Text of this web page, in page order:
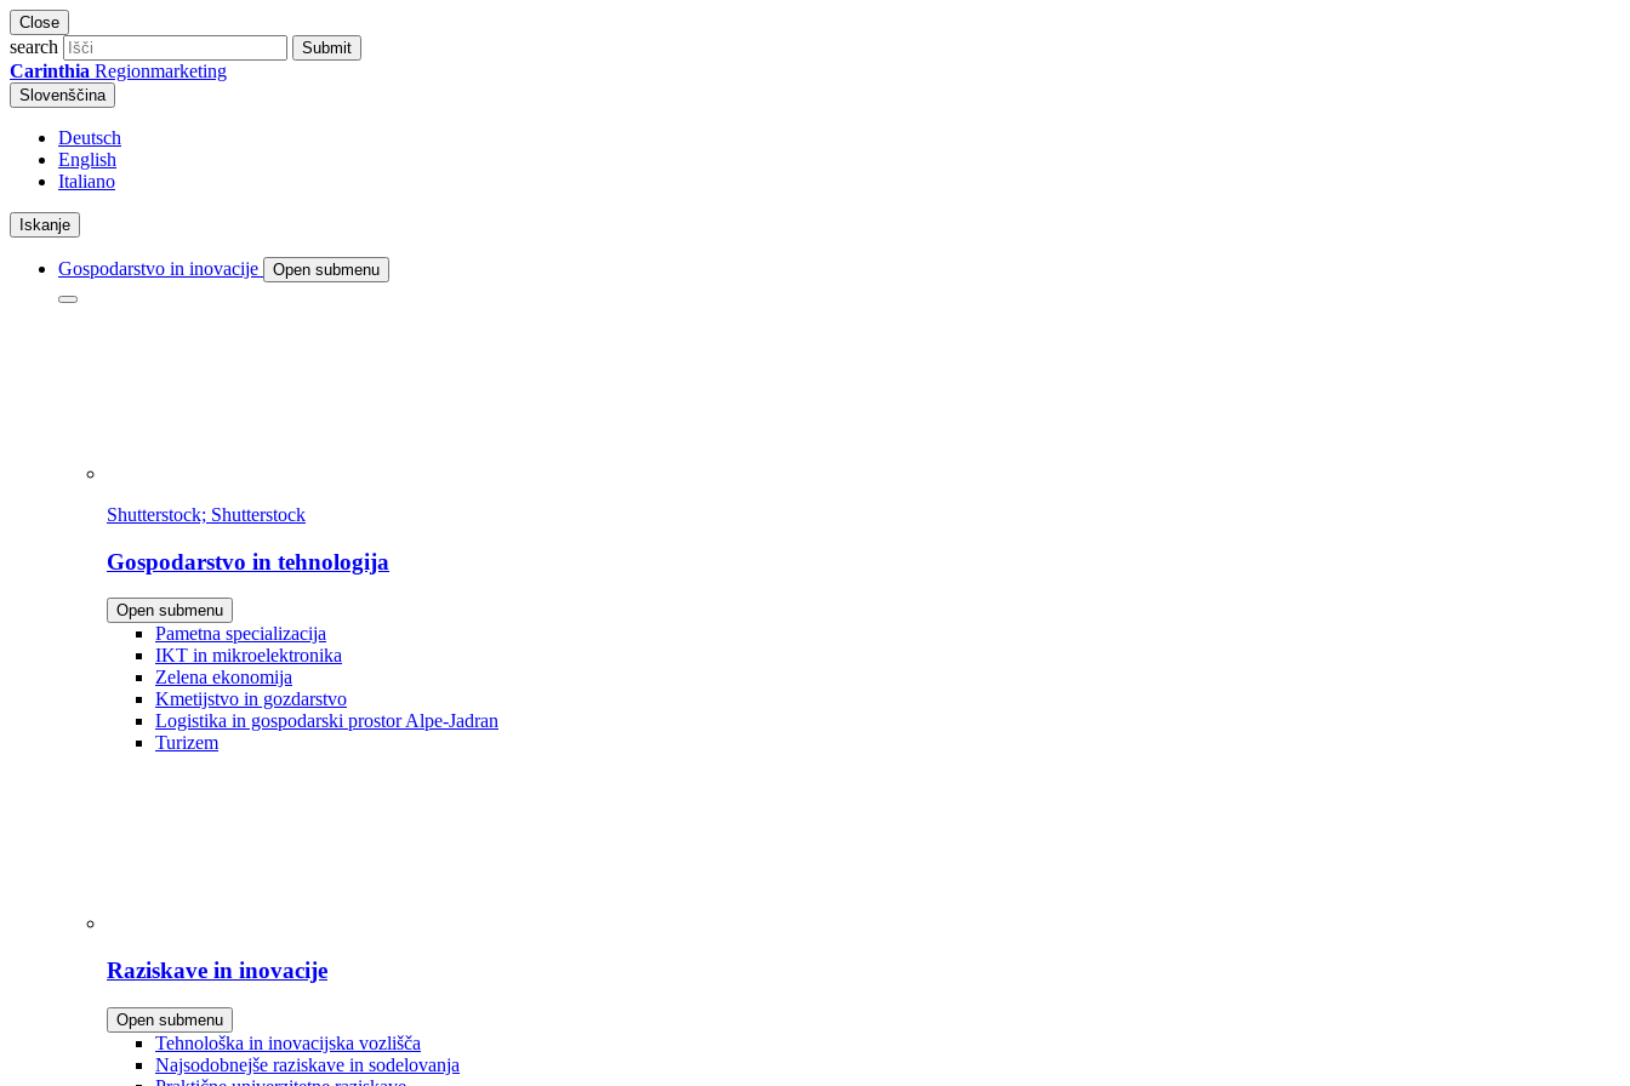
Close
search Submit
Carinthia Regionmarketing
Slovenščina
Deutsch
English
Italiano
Iskanje
Gospodarstvo in inovacije Open submenu
Shutterstock; Shutterstock
Gospodarstvo in tehnologija
Open submenu
Pametna specializacija
IKT in mikroelektronika
Zelena ekonomija
Kmetijstvo in gozdarstvo
Logistika in gospodarski prostor Alpe-Jadran
Turizem
Raziskave in inovacije
Open submenu
Tehnološka in inovacijska vozlišča
Najsodobnejše raziskave in sodelovanja